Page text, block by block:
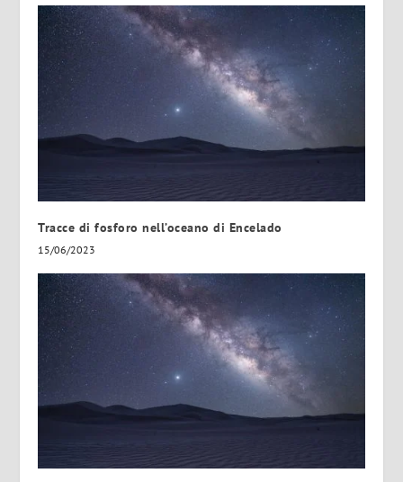
Tracce di fosforo nell’oceano di Encelado
15/06/2023